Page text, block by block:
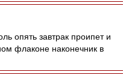
опять завтрак проипет и
флаконе наконечник в